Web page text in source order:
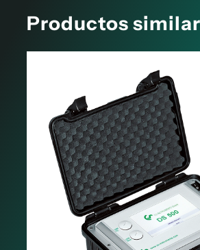
Productos